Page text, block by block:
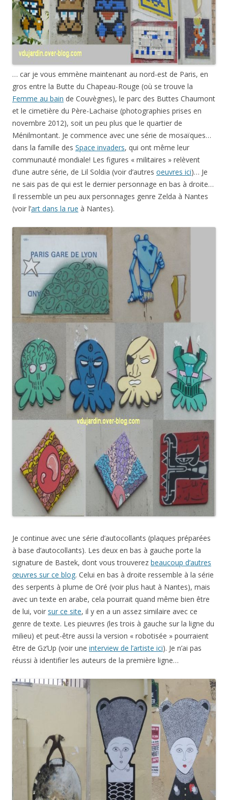
… car je vous emmène maintenant au nord-est de Paris, en
gros entre la Butte du Chapeau-Rouge (où se trouve la
Femme au bain de Couvègnes), le parc des Buttes Chaumont
et le cimetière du Père-Lachaise (photographies prises en
novembre 2012), soit un peu plus que le quartier de
Ménilmontant. Je commence avec une série de mosaïques…
dans la famille des Space invaders, qui ont même leur
communauté mondiale! Les figures « militaires » relèvent
d’une autre série, de Lil Soldia (voir d’autres oeuvres ici)… Je
ne sais pas de qui est le dernier personnage en bas à droite…
Il ressemble un peu aux personnages genre Zelda à Nantes
(voir l’art dans la rue à Nantes).
Je continue avec une série d’autocollants (plaques préparées
à base d’autocollants). Les deux en bas à gauche porte la
signature de Bastek, dont vous trouverez beaucoup d’autres
œuvres sur ce blog. Celui en bas à droite ressemble à la série
des serpents à plume de Oré (voir plus haut à Nantes), mais
avec un texte en arabe, cela pourrait quand même bien être
de lui, voir sur ce site, il y en a un assez similaire avec ce
genre de texte. Les pieuvres (les trois à gauche sur la ligne du
milieu) et peut-être aussi la version « robotisée » pourraient
être de Gz’Up (voir une interview de l’artiste ici). Je n’ai pas
réussi à identifier les auteurs de la première ligne…